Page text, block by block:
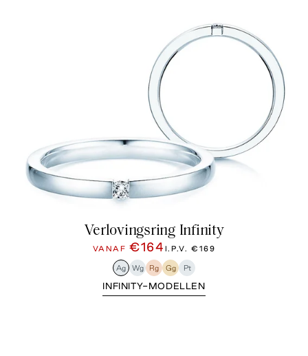
Verlovingsring Infinity
VANAF€164 I.P.V. €169
Ag Wg Rg Gg Pt
INFINITY-MODELLEN